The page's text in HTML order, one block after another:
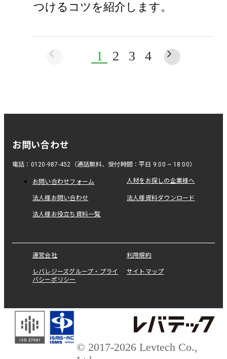
つけるコツを紹介します。
1 2 3 4
お問い合わせ
電話：0120-987-452（通話無料、受付時間：平日 9:00 ~ 18:00）
お問い合わせフォーム 人材をお探しの企業様へ
法人様お問い合わせ 法人様資料ダウンロード
法人様お役立ち資料一覧
運営会社 利用規約
レバレジーズグループ・プライ
バシーポリシー
サイトマップ
© 2017-2026 Levtech Co.,